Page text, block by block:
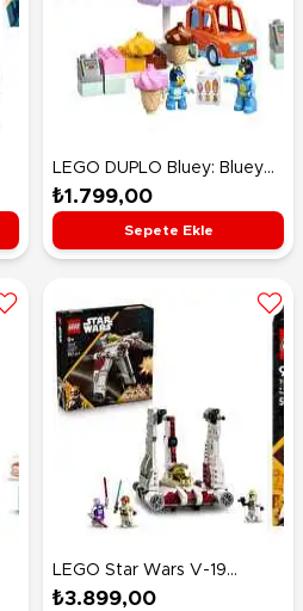
LEGO DUPLO Bluey: Bluey
ile Dondurma Gezisi 10458
₺1.799,00
Sepete Ekle
LEGO Star Wars V-19
Torrent Starfighter 75432
₺3.899,00